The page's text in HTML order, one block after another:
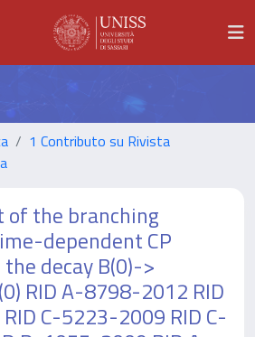
1 Contributo su Rivista
of the branching
dependent CP
decay B(0)->
RID A-8798-2012 RID
C-5223-2009 RID C-